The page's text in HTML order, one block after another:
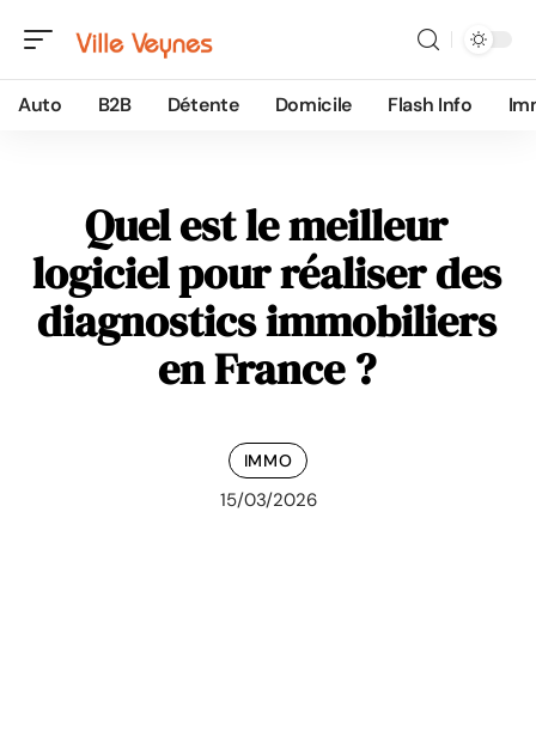
Auto B2B Détente Domicile Flash Info
Quel est le meilleur
logiciel pour réaliser des
diagnostics immobiliers
en France ?
IMMO
15/03/2026